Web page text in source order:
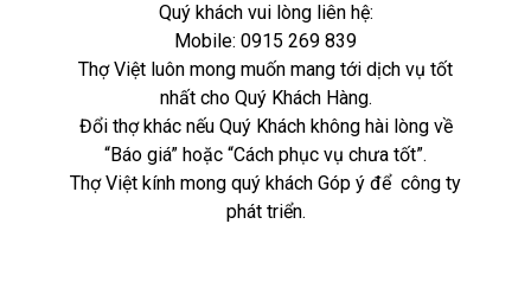
Quý khách vui lòng liên hệ:
Mobile: 0915 269 839
Thợ Việt luôn mong muốn mang tới dịch vụ tốt
nhất cho Quý Khách Hàng.
Đổi thợ khác nếu Quý Khách không hài lòng về
“Báo giá” hoặc “Cách phục vụ chưa tốt”.
Thợ Việt kính mong quý khách Góp ý để công ty
phát triển.